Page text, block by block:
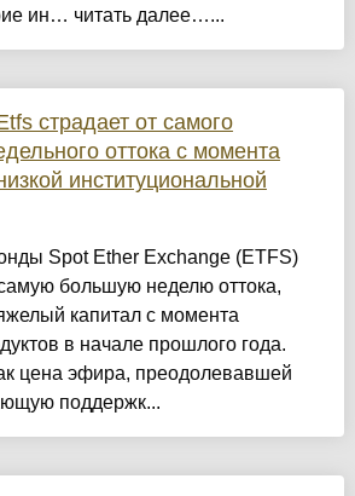
ин… читать далее…...
страдает от самого
оттока с момента
институциональной
Spot Ether Exchange (ETFS)
большую неделю оттока,
капитал с момента
в начале прошлого года.
цена эфира, преодолевавшей
поддержк...